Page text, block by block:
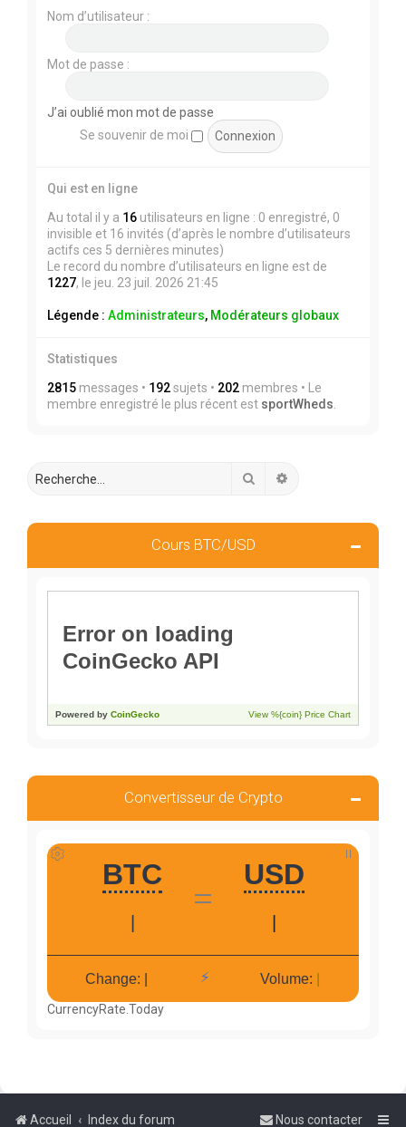
Nom d’utilisateur :
Mot de passe :
J’ai oublié mon mot de passe
Se souvenir de moi
Qui est en ligne
Au total il y a 16 utilisateurs en ligne : 0 enregistré, 0
invisible et 16 invités (d’après le nombre d’utilisateurs
actifs ces 5 dernières minutes)
Le record du nombre d’utilisateurs en ligne est de
1227, le jeu. 23 juil. 2026 21:45
Légende : Administrateurs, Modérateurs globaux
Statistiques
2815 messages • 192sujets • 202 membres • Le
membre enregistré le plus récent est sportWheds
Rechercher
Cours BTC/USD
Convertisseur de Crypto
CurrencyRate.Today
Accueil Index du forum Nous contacter